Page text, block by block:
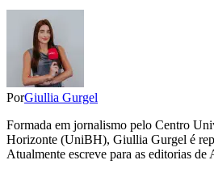
PorGiullia Gurgel
Formada em jornalismo pelo Centro
Horizonte (UniBH), Giullia Gurgel é
Atualmente escreve para as editorias de